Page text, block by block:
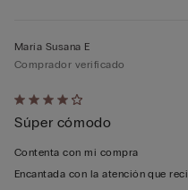
Calificación
de
4
sobre
María Susana E
Comprador verificado
Súper cómodo
Contenta con mi compra
Encantada con la atención que